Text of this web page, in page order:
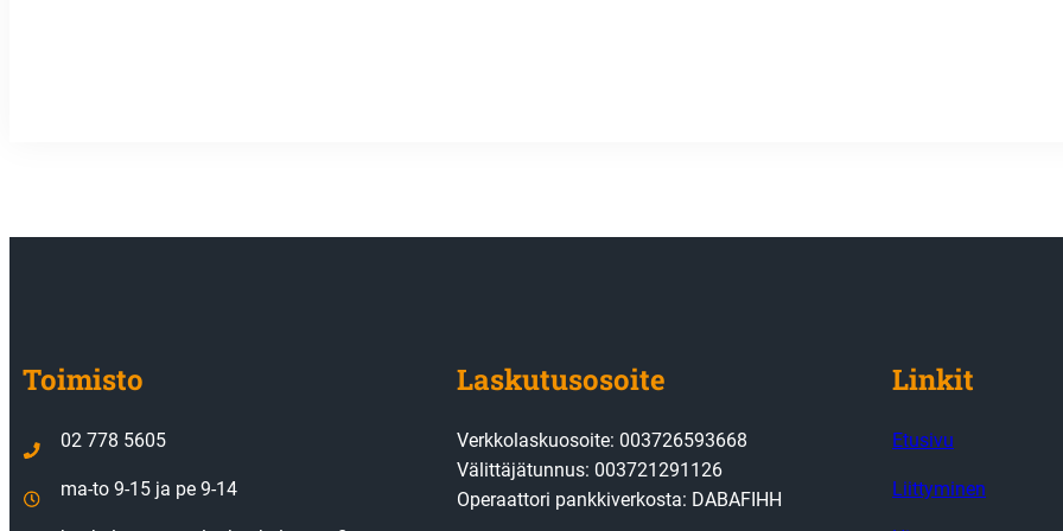
Toimisto
02 778 5605
ma-to 9-15 ja pe 9-14
Laskutusosoite
Verkkolaskuosoite: 003726593668
Välittäjätunnus: 003721291126
Operaattori pankkiverkosta: DABAFIHH
Linkit
Etusivu
Liittyminen